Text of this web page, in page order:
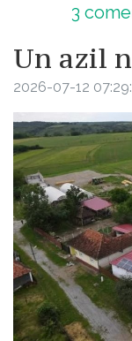
3
Un azil
2026-07-12